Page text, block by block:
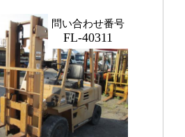
問い合わせ番号
FL-40311